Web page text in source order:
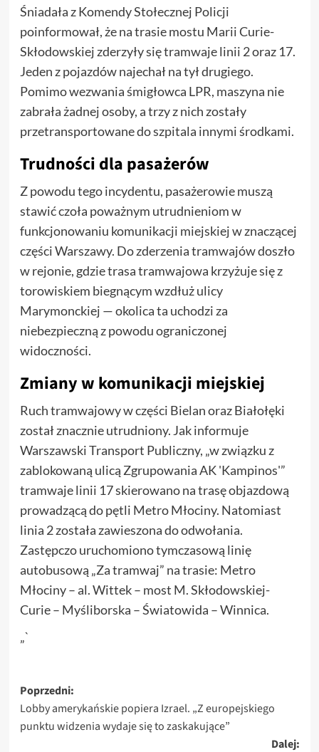
Śniadała z Komendy Stołecznej Policji
poinformował, że na trasie mostu Marii Curie-
Skłodowskiej zderzyły się tramwaje linii 2 oraz 17.
Jeden z pojazdów najechał na tył drugiego.
Pomimo wezwania śmigłowca LPR, maszyna nie
zabrała żadnej osoby, a trzy z nich zostały
przetransportowane do szpitala innymi środkami.
Trudności dla pasażerów
Z powodu tego incydentu, pasażerowie muszą
stawić czoła poważnym utrudnieniom w
funkcjonowaniu komunikacji miejskiej w znaczącej
części Warszawy. Do zderzenia tramwajów doszło
w rejonie, gdzie trasa tramwajowa krzyżuje się z
torowiskiem biegnącym wzdłuż ulicy
Marymonckiej — okolica ta uchodzi za
niebezpieczną z powodu ograniczonej
widoczności.
Zmiany w komunikacji miejskiej
Ruch tramwajowy w części Bielan oraz Białołęki
został znacznie utrudniony. Jak informuje
Warszawski Transport Publiczny, „w związku z
zablokowaną ulicą Zgrupowania AK 'Kampinos'”
tramwaje linii 17 skierowano na trasę objazdową
prowadzącą do pętli Metro Młociny. Natomiast
linia 2 została zawieszona do odwołania.
Zastępczo uruchomiono tymczasową linię
autobusową „Za tramwaj” na trasie: Metro
Młociny – al. Wittek – most M. Skłodowskiej-
Curie – Myśliborska – Światowida – Winnica.
„`
Zobacz
wpisy
Poprzedni:
Lobby amerykańskie popiera Izrael. „Z europejskiego
punktu widzenia wydaje się to zaskakujące”
Dalej: